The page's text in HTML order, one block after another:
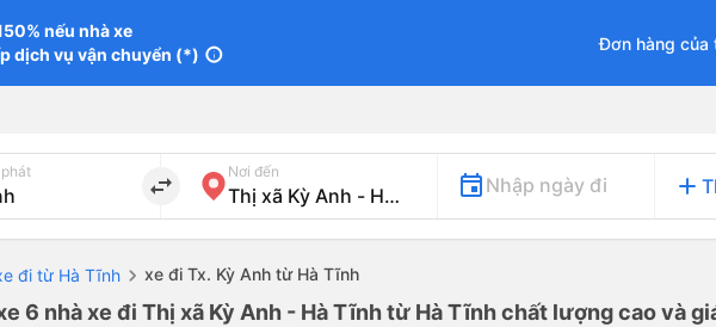
nếu nhà xe
dịch vụ vận chuyển (*) info
Đơn hàng của
import_export
Nơi đến
Nhập ngày đi add
đi từ Hà Tĩnh xe đi Tx. Kỳ Anh từ Hà Tĩnh
6 nhà xe đi Thị xã Kỳ Anh - Hà Tĩnh từ Hà Tĩnh chất lượng cao và